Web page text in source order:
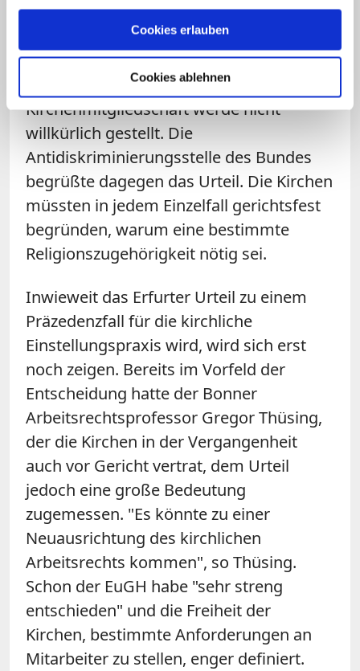
Cookies erlauben
Cookies ablehnen
erklärte Diakonie-Präsident Ulrich Lilie.
Nichtchristen könnten an vielen Stellen in
Kirche und Diakonie arbeiten. Die
Anforderung an die
Kirchenmitgliedschaft werde nicht
willkürlich gestellt. Die
Antidiskriminierungsstelle des Bundes
begrüßte dagegen das Urteil. Die Kirchen
müssten in jedem Einzelfall gerichtsfest
begründen, warum eine bestimmte
Religionszugehörigkeit nötig sei.
Inwieweit das Erfurter Urteil zu einem
Präzedenzfall für die kirchliche
Einstellungspraxis wird, wird sich erst
noch zeigen. Bereits im Vorfeld der
Entscheidung hatte der Bonner
Arbeitsrechtsprofessor Gregor Thüsing,
der die Kirchen in der Vergangenheit
auch vor Gericht vertrat, dem Urteil
jedoch eine große Bedeutung
zugemessen. "Es könnte zu einer
Neuausrichtung des kirchlichen
Arbeitsrechts kommen", so Thüsing.
Schon der EuGH habe "sehr streng
entschieden" und die Freiheit der
Kirchen, bestimmte Anforderungen an
Mitarbeiter zu stellen, enger definiert.